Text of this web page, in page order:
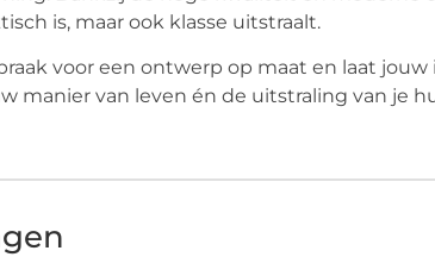
is, maar ook klasse uitstraalt.
voor een ontwerp op maat en laat
manier van leven én de uitstraling van je